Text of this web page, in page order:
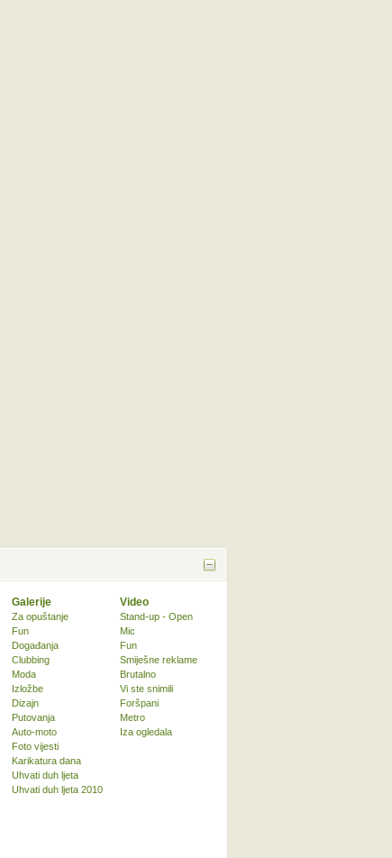
Galerije
Za opuštanje
Fun
Događanja
Clubbing
Moda
Izložbe
Dizajn
Putovanja
Auto-moto
Foto vijesti
Karikatura dana
Uhvati duh ljeta
Uhvati duh ljeta 2010
Video
Stand-up - Open
Mic
Fun
Smiješne reklame
Brutalno
Vi ste snimili
Foršpani
Metro
Iza ogledala